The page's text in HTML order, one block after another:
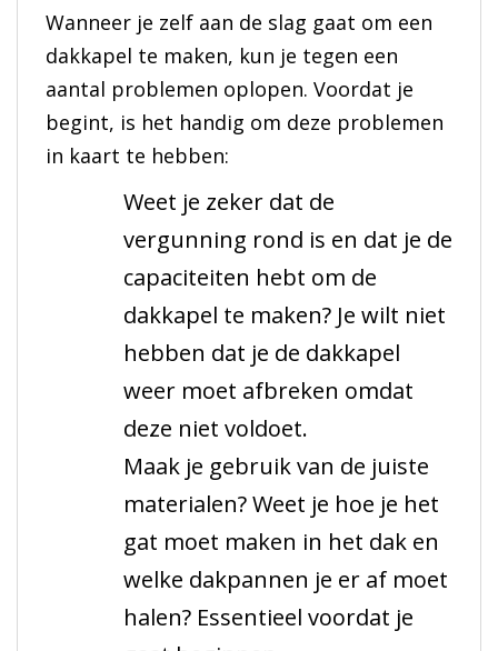
Wanneer je zelf aan de slag gaat om een
dakkapel te maken, kun je tegen een
aantal problemen oplopen. Voordat je
begint, is het handig om deze problemen
in kaart te hebben:
Weet je zeker dat de
vergunning rond is en dat je de
capaciteiten hebt om de
dakkapel te maken? Je wilt niet
hebben dat je de dakkapel
weer moet afbreken omdat
deze niet voldoet.
Maak je gebruik van de juiste
materialen? Weet je hoe je het
gat moet maken in het dak en
welke dakpannen je er af moet
halen? Essentieel voordat je